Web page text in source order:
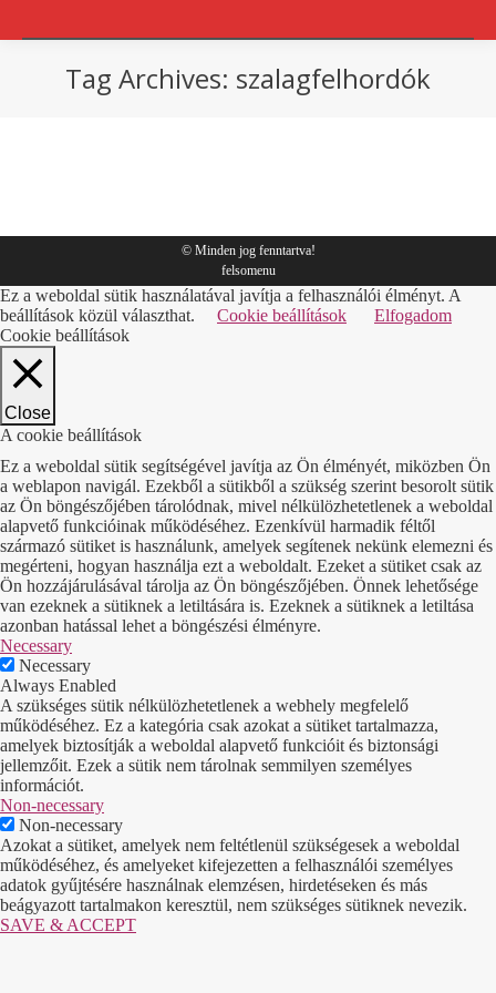
Tag Archives: szalagfelhordók
© Minden jog fenntartva!
felsomenu
Ez a weboldal sütik használatával javítja a felhasználói élményt. A
beállítások közül választhat.
Cookie beállítások
Elfogadom
Cookie beállítások
Close
A cookie beállítások
Ez a weboldal sütik segítségével javítja az Ön élményét, miközben Ön
a weblapon navigál. Ezekből a sütikből a szükség szerint besorolt sütik
az Ön böngészőjében tárolódnak, mivel nélkülözhetetlenek a weboldal
alapvető funkcióinak működéséhez. Ezenkívül harmadik féltől
származó sütiket is használunk, amelyek segítenek nekünk elemezni és
megérteni, hogyan használja ezt a weboldalt. Ezeket a sütiket csak az
Ön hozzájárulásával tárolja az Ön böngészőjében. Önnek lehetősége
van ezeknek a sütiknek a letiltására is. Ezeknek a sütiknek a letiltása
azonban hatással lehet a böngészési élményre.
Necessary
Necessary
Always Enabled
A szükséges sütik nélkülözhetetlenek a webhely megfelelő
működéséhez. Ez a kategória csak azokat a sütiket tartalmazza,
amelyek biztosítják a weboldal alapvető funkcióit és biztonsági
jellemzőit. Ezek a sütik nem tárolnak semmilyen személyes
információt.
Non-necessary
Non-necessary
Azokat a sütiket, amelyek nem feltétlenül szükségesek a weboldal
működéséhez, és amelyeket kifejezetten a felhasználói személyes
adatok gyűjtésére használnak elemzésen, hirdetéseken és más
beágyazott tartalmakon keresztül, nem szükséges sütiknek nevezik.
SAVE & ACCEPT